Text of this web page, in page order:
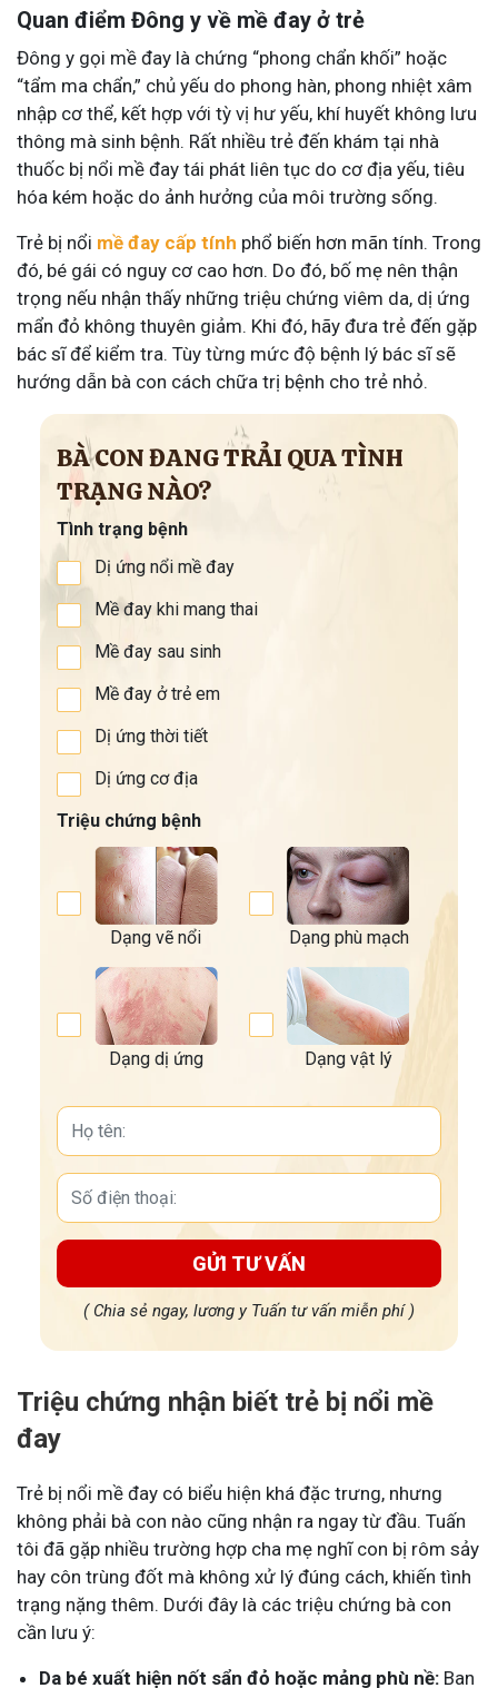
Quan điểm Đông y về mề đay ở trẻ
Đông y gọi mề đay là chứng “phong chẩn khối” hoặc
“tẩm ma chẩn,” chủ yếu do phong hàn, phong nhiệt xâm
nhập cơ thể, kết hợp với tỳ vị hư yếu, khí huyết không lưu
thông mà sinh bệnh. Rất nhiều trẻ đến khám tại nhà
thuốc bị nổi mề đay tái phát liên tục do cơ địa yếu, tiêu
hóa kém hoặc do ảnh hưởng của môi trường sống.
Trẻ bị nổi mề đay cấp tính phổ biến hơn mãn tính. Trong
đó, bé gái có nguy cơ cao hơn. Do đó, bố mẹ nên thận
trọng nếu nhận thấy những triệu chứng viêm da, dị ứng
mẩn đỏ không thuyên giảm. Khi đó, hãy đưa trẻ đến gặp
bác sĩ để kiểm tra. Tùy từng mức độ bệnh lý bác sĩ sẽ
hướng dẫn bà con cách chữa trị bệnh cho trẻ nhỏ.
BÀ CON ĐANG TRẢI QUA TÌNH
TRẠNG NÀO?
Tình trạng bệnh
Dị ứng nổi mề đay
Mề đay khi mang thai
Mề đay sau sinh
Mề đay ở trẻ em
Dị ứng thời tiết
Dị ứng cơ địa
Triệu chứng bệnh
Dạng vẽ nổi Dạng phù mạch
Dạng dị ứng Dạng vật lý
GỬI TƯ VẤN
( Chia sẻ ngay, lương y Tuấn tư vấn miễn phí )
Triệu chứng nhận biết trẻ bị nổi mề
đay
Trẻ bị nổi mề đay có biểu hiện khá đặc trưng, nhưng
không phải bà con nào cũng nhận ra ngay từ đầu. Tuấn
tôi đã gặp nhiều trường hợp cha mẹ nghĩ con bị rôm sảy
hay côn trùng đốt mà không xử lý đúng cách, khiến tình
trạng nặng thêm. Dưới đây là các triệu chứng bà con
cần lưu ý:
Da bé xuất hiện nốt sẩn đỏ hoặc mảng phù nề: Ban